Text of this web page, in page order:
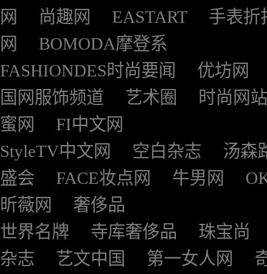
网
尚趣网 EASTART
手表折
网
BOMODA摩登系
FASHIONDES时尚要闻
优坊网
国网服饰频道
艺术圈
时尚网站
蜜网
FI中文网
StyleTV中文网
空白杂志
汤森
盛会
FACE妆点网 牛男网
昕薇网
奢侈品
世界名牌
寺库奢侈品
珠宝尚
杂志
艺文中国 第一女人网